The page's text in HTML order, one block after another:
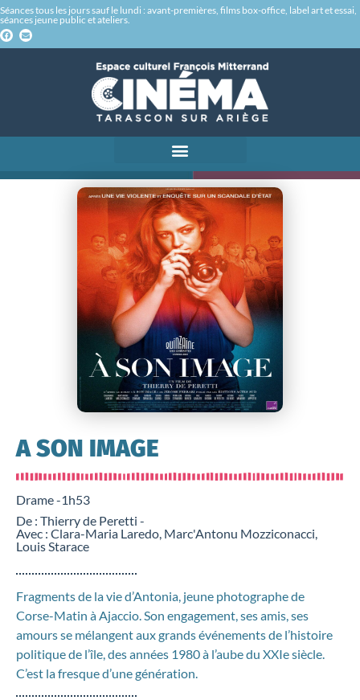
Séances tous les jours sauf le lundi : avant-premières, films box-office, label art et essai,
séances jeune public et ateliers.
A SON IMAGE
Drame -1h53
De : Thierry de Peretti -
Avec : Clara-Maria Laredo, Marc'Antonu Mozziconacci,
Louis Starace
Fragments de la vie d’Antonia, jeune photographe de
Corse-Matin à Ajaccio. Son engagement, ses amis, ses
amours se mélangent aux grands événements de l’histoire
politique de l’île, des années 1980 à l’aube du XXIe siècle.
C’est la fresque d’une génération.